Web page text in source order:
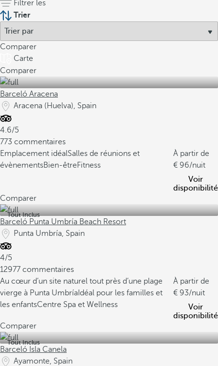
Filtrer les
Trier
Comparer
Carte
Comparer
Barceló Aracena
Aracena (Huelva), Spain
4.6/5
773 commentaires
Emplacement idéalSalles de réunions et
évènementsBien-êtreFitness
À partir de
96/nuit
Voir
disponibilité
Comparer
Tout Inclus
Barceló Punta Umbría Beach Resort
Punta Umbría, Spain
4/5
12977 commentaires
Au cœur d’un site naturel tout près d’une plage
vierge à Punta Umbría Idéal pour les familles et
les enfantsCentre Spa et Wellness
À partir de
93/nuit
Voir
disponibilité
Comparer
Tout Inclus
Barceló Isla Canela
Ayamonte, Spain